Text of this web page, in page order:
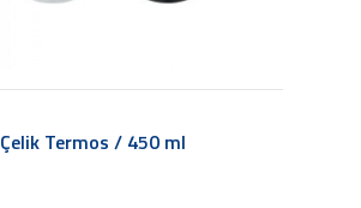
Çelik Termos / 450 ml